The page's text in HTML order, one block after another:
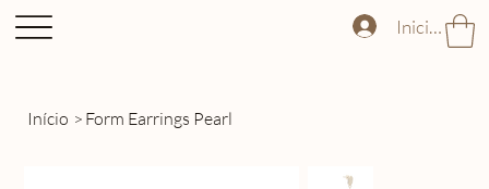
Iniciar
Início > Form Earrings Pearl